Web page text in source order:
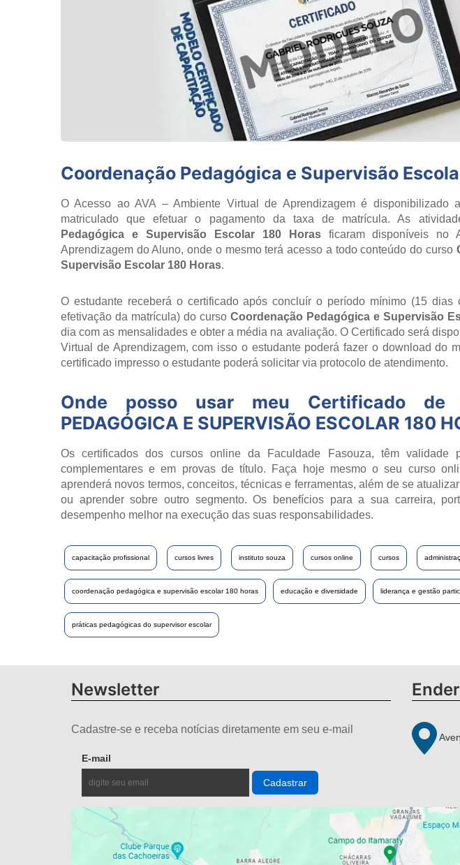
Coordenação Pedagógica e Supervisão
O Acesso ao AVA – Ambiente Virtual de Aprendizagem é disponibilizado
matriculado que efetuar o pagamento da taxa de matrícula. As
Pedagógica e Supervisão Escolar 180 Horasficaram disponíveis no
Aprendizagem do Aluno, onde o mesmo terá acesso a todo conteúdo do curso
Supervisão Escolar 180 Horas.
O estudante receberá o certificado após concluír o período mínimo (15 dias
efetivação da matrícula) do curso Coordenação Pedagógica e Supervisão
dia com as mensalidades e obter a média na avaliação. O Certificado será
Virtual de Aprendizagem, com isso o estudante poderá fazer o download do
certificado impresso o estudante poderá solicitar via protocolo de atendimento.
Onde posso usar meu Certificado de
PEDAGÓGICA E SUPERVISÃO ESCOLAR 180
Os certificados dos cursos online da Faculdade Fasouza, têm validade
complementares e em provas de título. Faça hoje mesmo o seu curso
aprenderá novos termos, conceitos, técnicas e ferramentas, além de se
ou aprender sobre outro segmento. Os benefícios para a sua carreira,
desempenho melhor na execução das suas responsabilidades.
capacitação profissional cursos livres instituto souza cursos online cursos
coordenação pedagógica e supervisão escolar 180 horas educação e diversidade liderança e gestão
práticas pedagógicas do supervisor escolar
Newsletter
Cadastre-se e receba notícias diretamente em seu e-mail
E-mail